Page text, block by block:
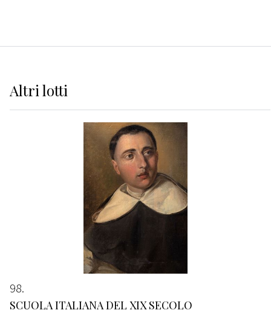
Altrilotti
98
SCUOLA ITALIANA DEL XIX SECOLO